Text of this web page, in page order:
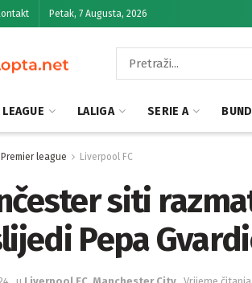
Petak, 7 Augusta, 2026
LALIGA SERIE A
Premier league Liverpool FC
siti
Pepa